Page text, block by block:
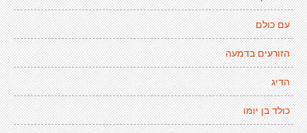
עם כולם
הזורעים בדמעה
הדיג
כולד בן יומו